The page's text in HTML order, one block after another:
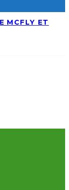
MCFLY ET